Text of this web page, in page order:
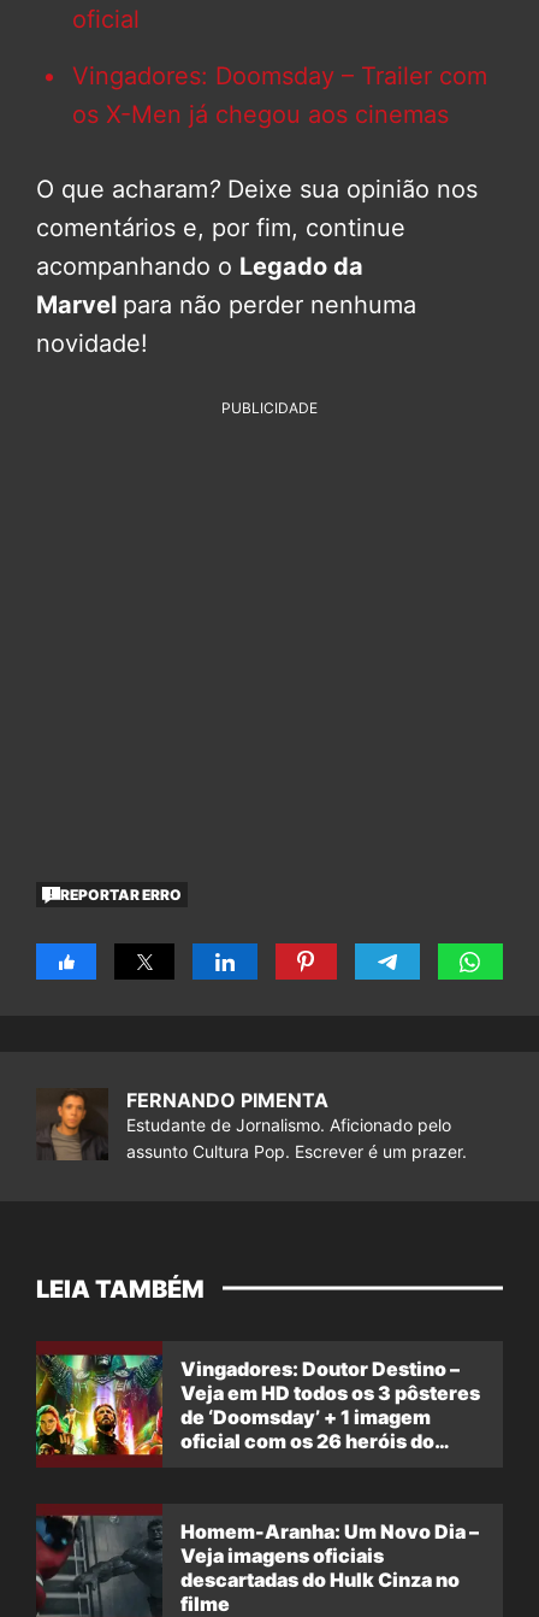
oficial
Vingadores: Doomsday – Trailer com
os X-Men já chegou aos cinemas
O que acharam? Deixe sua opinião nos
comentários e, por fim, continue
acompanhando o Legado da
Marvel para não perder nenhuma
novidade!
PUBLICIDADE
REPORTAR ERRO
FERNANDO PIMENTA
Estudante de Jornalismo. Aficionado pelo
assunto Cultura Pop. Escrever é um prazer.
LEIA TAMBÉM
Vingadores: Doutor Destino –
Veja em HD todos os 3 pôsteres
de ‘Doomsday’ + 1 imagem
oficial com os 26 heróis do
Homem-Aranha: Um Novo Dia –
Veja imagens oficiais
descartadas do Hulk Cinza no
filme